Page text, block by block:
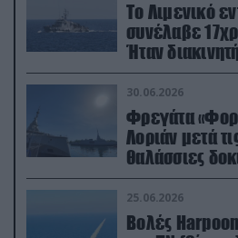
Το Λιμενικό
συνέλαβε
Ήταν
μεταναστών
30.06.2026
Φρεγάτα
Λοριάν μετά
θαλάσσιες δοκιμές στον
απαιτητικό
25.06.2026
Βολές